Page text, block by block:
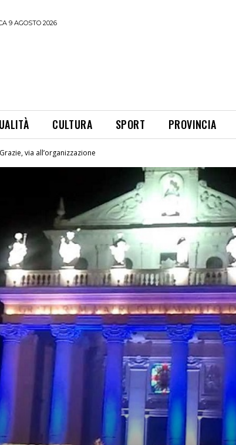
9 AGOSTO 2026
CULTURA SPORT PROVINCIA
via all’organizzazione